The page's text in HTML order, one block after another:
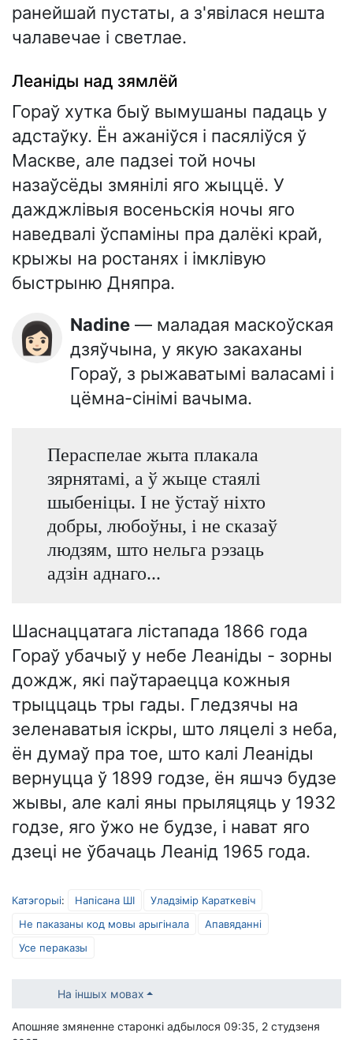
ранейшай пустаты, а з'явілася нешта
чалавечае і светлае.
Леаніды над зямлёй
Гораў хутка быў вымушаны падаць у
адстаўку. Ён ажаніўся і пасяліўся ў
Маскве, але падзеі той ночы
назаўсёды змянілі яго жыццё. У
дажджлівыя восеньскія ночы яго
наведвалі ўспаміны пра далёкі край,
крыжы на ростанях і імклівую
быстрыню Дняпра.
👩🏻 Nadine — маладая маскоўская
дзяўчына, у якую закаханы
Гораў, з рыжаватымі валасамі і
цёмна-сінімі вачыма.
Пераспелае жыта плакала
зярнятамі, а ў жыце стаялі
шыбеніцы. І не ўстаў ніхто
добры, любоўны, і не сказаў
людзям, што нельга рэзаць
адзін аднаго...
Шаснаццатага лістапада 1866 года
Гораў убачыў у небе Леаніды - зорны
дождж, які паўтараецца кожныя
трыццаць тры гады. Гледзячы на
зеленаватыя іскры, што ляцелі з неба,
ён думаў пра тое, што калі Леаніды
вернуцца ў 1899 годзе, ён яшчэ будзе
жывы, але калі яны прыляцяць у 1932
годзе, яго ўжо не будзе, і нават яго
дзеці не ўбачаць Леанід 1965 года.
Катэгорыі: Напісана ШІ
Уладзімір Караткевіч
Не паказаны код мовы арыгінала
Апавяданні
Усе пераказы
На іншых мовах
Апошняе змяненне старонкі адбылося 09:35, 2 студзеня